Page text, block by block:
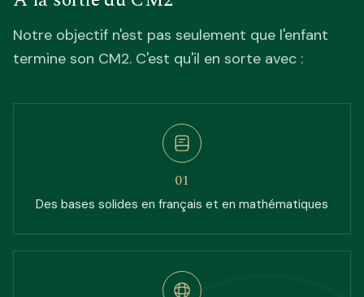
Notre objectif n'est pas seulement que l'enfant
termine son CM2. C'est qu'il en sorte avec :
01
Des bases solides en français et en mathématiques